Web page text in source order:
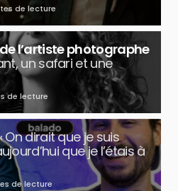
de lecture
l’artiste photographe
un safari et une
de lecture
On dirait que je suis
que je l’étais à
de lecture